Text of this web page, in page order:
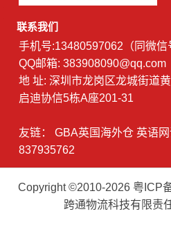
联系我们
手机号:13480597062（同微信
QQ邮箱: 383908090@qq.com
地 址: 深圳市龙岗区龙城街道
启迪协信5栋A座201-31
友链：GBA英国海外仓 英语
837935762
Copyright ©2010-2026 粤ICP
跨通物流科技有限责